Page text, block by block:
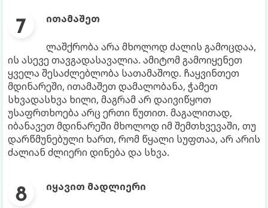
ითამაშეთ
ლაშქრობა არა მხოლოდ ძალის გამოცდაა,
ის ასევე თავგადასავალია. ამიტომ გამოიყენეთ
ყველა შესაძლებლობა სათამაშოდ. ჩაყვინთეთ
მდინარეში, ითამაშეთ დამალობანა, ჭამეთ
სხვადასხვა ხილი, მაგრამ არ დაივიწყოთ
უსაფრთხოება არც ერთი წუთით. მაგალითად,
იბანავეთ მდინარეში მხოლოდ იმ შემთხვევაში, თუ
დარწმუნებული ხართ, რომ წყალი სუფთაა, არ არის
ძალიან ძლიერი დინება და სხვა.
იყავით მადლიერი